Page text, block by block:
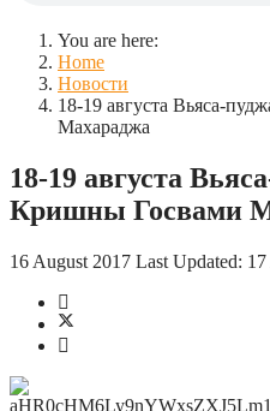
You are here:
Home
Новости
18-19 августа Вьяса-
Махараджа
18-19 августа
Кришны Госвами
16 August 2017 Last Updated: